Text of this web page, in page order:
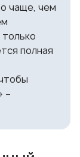
чаще, чем
полная
–